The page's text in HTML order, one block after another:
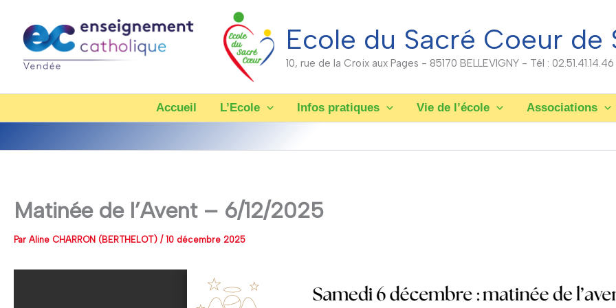
contenu
Ecole du Sacré Coeur de
10, rue de la Croix aux Pages - 85170 BELLEVIGNY - Tél : 02.51.41.14.46
Accueil L’Ecole Infos pratiques Vie de l’école Associations
Matinée de l’Avent – 6/12/2025
Par Aline CHARRON (BERTHELOT) / 10 décembre 2025